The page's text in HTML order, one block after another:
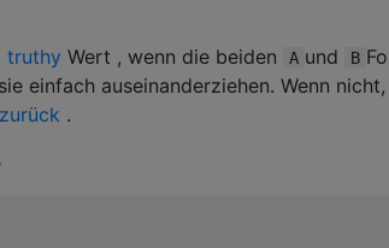
truthy Wert , wenn die beiden A und B
einfach auseinanderziehen. Wenn
.